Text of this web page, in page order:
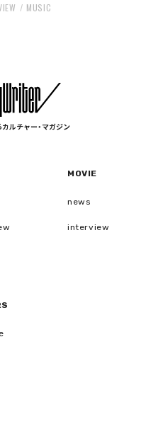
MUSIC
ルチャー・マガジン
MOVIE
news
interview